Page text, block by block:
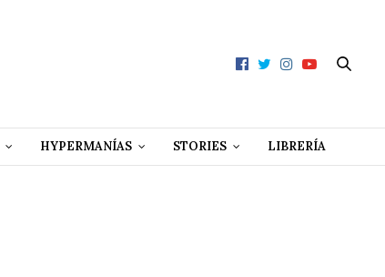
HYPERMANÍAS STORIES LIBRERÍA